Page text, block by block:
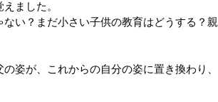
ました。
い？まだ小さい子供の教育はどうする？親
姿が、これからの自分の姿に置き換わり、